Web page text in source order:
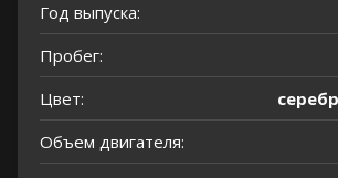
Год выпуска:
Пробег:
Цвет:
Объем двигателя: